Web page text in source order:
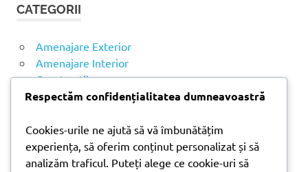
ă
u
p
ă
CATEGORII
Amenajare Exterior
Amenajare Interior
Construcții
Noutăți
ARTICOLE RECENTE
Respectăm confidențialitatea dumneavoastră
Cookies-urile ne ajută să vă îmbunătățim
experiența, să oferim conținut personalizat și să
analizăm traficul. Puteți alege ce cookie-uri să